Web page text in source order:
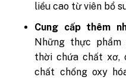
liều cao từ viên bổ
Cung cấp thêm
Những thực
thời chứa chất xơ,
chất chống oxy